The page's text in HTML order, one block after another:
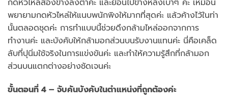
กดหัวไหล่สองข้างลงต่ำค่ะ และย้อนไปข้างหลังเบาๆ ค่ะ เหมือน
พยายามกดหัวไหล่ให้แนบพนักพิงให้มากที่สุดค่ะ แล้วค้างไว้ในท่า
นั้นตลอดชุดค่ะ การทำแบบนี้ช่วยดึงกล้ามไหล่ออกจากการ
ทำงานค่ะ และบังคับให้กล้ามอกส่วนบนรับงานแทนค่ะ นี่คือเคล็ด
ลับที่ปุนิ่มใช้จริงในการแข่งขันค่ะ และทำให้ความรู้สึกที่กล้ามอก
ส่วนบนแตกต่างอย่างชัดเจนค่ะ
ขั้นตอนที่ 4 – จับคันบังคับในตำแหน่งที่ถูกต้องค่ะ